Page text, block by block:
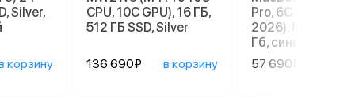
Silver,
корзину
CPU, 10C GPU), 16 ГБ,
512 ГБ SSD, Silver
136 690₽ в корзину
Pro, 6C СPU/5С
2026), MHFF4,
Гб, синий индиго
57 690₽